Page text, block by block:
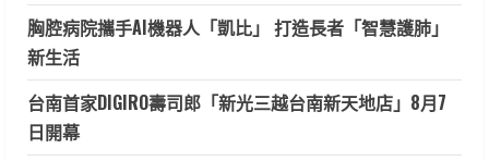
胸腔病院攜手AI機器人「凱比」 打造長者「智慧護肺」
新生活
台南首家DIGIRO壽司郎「新光三越台南新天地店」8月7
日開幕